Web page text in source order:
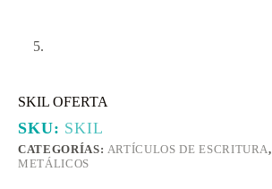
SKIL OFERTA
SKU: SKIL
CATEGORÍAS: ARTÍCULOS DE ESCRITURA,
METÁLICOS